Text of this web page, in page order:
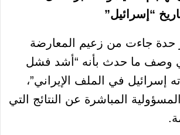
“إسرائيل”
حدة جاءت من زعيم المعارضة
وصف ما حدث بأنه “أشد فشل
إسرائيل في الملف الإيراني”،
المسؤولية المباشرة عن النتائج التي